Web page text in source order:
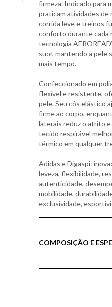
firmeza. Indicado para
praticam atividades de
corrida leve e treinos
conforto durante cada
tecnologia
suor, mantendo a pele
mais tempo.
Confeccionado em
flexível e resistente,
pele. Seu cós elástico
firme ao corpo,
laterais reduz o atrito
tecido respirável
térmico em qualquer
Adidas e Digaspi:
leveza, flexibilidade,
autenticidade,
mobilidade,
exclusividade,
COMPOSIÇÃO E